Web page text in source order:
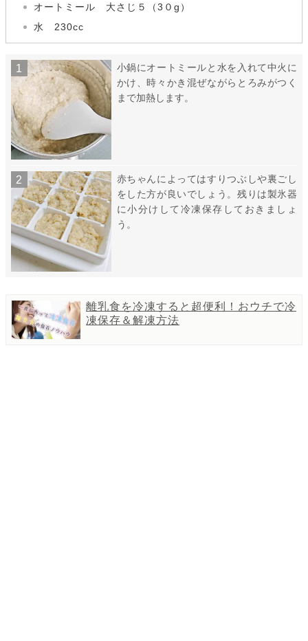
オートミール 大さじ５（3０g）
水 230cc
小鍋にオートミールと水を入れて中火に
かけ、時々かき混ぜながらとろみがつく
まで加熱します。
赤ちゃんによってはすりつぶしや裏ごし
をした方が良いでしょう。残りは製氷器
に小分けして冷凍保存しておきましょ
う。
離乳食を冷凍すると超便利！おウチで冷
凍保存＆解凍方法